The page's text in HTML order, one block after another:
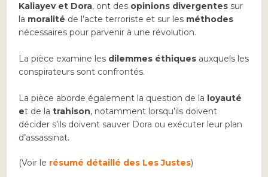
Kaliayev et Dora, ont des opinions divergentes sur
la moralité de l’acte terroriste et sur les méthodes
nécessaires pour parvenir à une révolution.
La pièce examine les dilemmes éthiques auxquels les
conspirateurs sont confrontés.
La pièce aborde également la question de la loyauté
et de latrahison, notamment lorsqu’ils doivent
décider s’ils doivent sauver Dora ou exécuter leur plan
d’assassinat.
(Voir le résumé détaillé des Les Justes)